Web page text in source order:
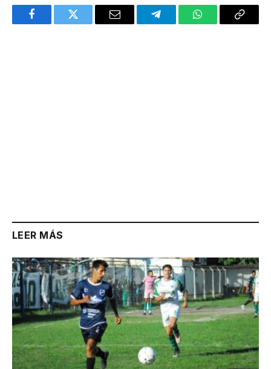
FacebookTwitter Email TelegramWhatsAppCopy
LEER MÁS